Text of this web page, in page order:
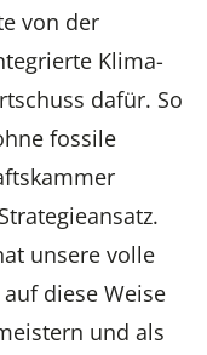
von der
Klima-
dafür. So
fossile
unsere volle
diese Weise
und als